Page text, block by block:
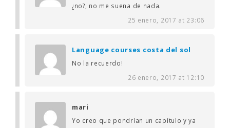
¿no?, no me suena de nada.
25 enero, 2017 at 23:06
Language courses costa del sol
No la recuerdo!
26 enero, 2017 at 12:10
mari
Yo creo que pondrían un capítulo y ya